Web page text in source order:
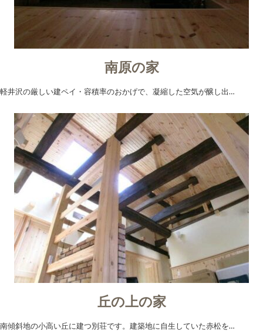
南原の家
軽井沢の厳しい建ペイ・容積率のおかげで、凝縮した空気が醸し出…
丘の上の家
南傾斜地の小高い丘に建つ別荘です。建築地に自生していた赤松を…